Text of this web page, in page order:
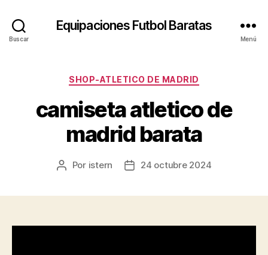
Buscar
Equipaciones Futbol Baratas
Menú
Categorías
SHOP-ATLETICO DE MADRID
camiseta atletico de
madrid barata
Autor
Por istern
Fecha24 octubre 2024